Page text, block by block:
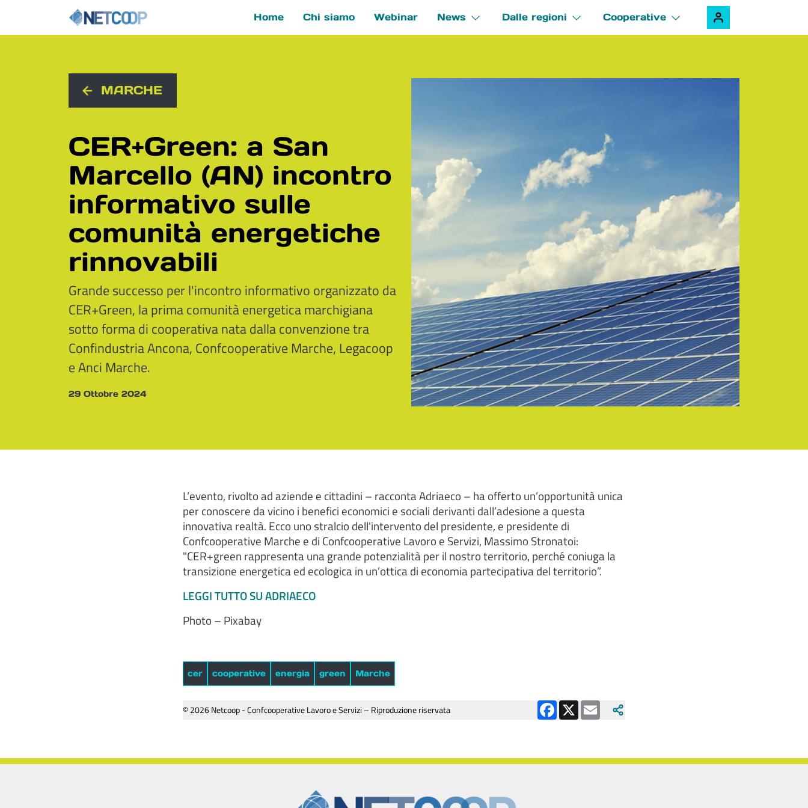
Navigazione principale
Home Chi siamo Webinar News Dalle regioni Cooperative
MARCHE
CER+Green: a San
Marcello (AN) incontro
informativo sulle
comunità energetiche
rinnovabili
Grande successo per l'incontro informativo organizzato da
CER+Green, la prima comunità energetica marchigiana
sotto forma di cooperativa nata dalla convenzione tra
Confindustria Ancona, Confcooperative Marche, Legacoop
e Anci Marche.
29 Ottobre 2024
L’evento, rivolto ad aziende e cittadini – racconta Adriaeco – ha offerto un’opportunità unica
per conoscere da vicino i benefici economici e sociali derivanti dall’adesione a questa
innovativa realtà. Ecco uno stralcio dell'intervento del presidente, e presidente di
Confcooperative Marche e di Confcooperative Lavoro e Servizi, Massimo Stronatoi:
"CER+green rappresenta una grande potenzialità per il nostro territorio, perché coniuga la
transizione energetica ed ecologica in un’ottica di economia partecipativa del territorio”.
LEGGI TUTTO SU ADRIAECO
Photo – Pixabay
cer cooperative energia green Marche
© 2026 Netcoop - Confcooperative Lavoro e Servizi – Riproduzione riservata Facebook
X Email